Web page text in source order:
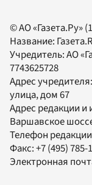
© АО «Газета.Ру»
Название:
Учредитель:АО
7743625728
Адрес
улица, дом 67
Адрес редакции и
Варшавское
Телефон
Факс:+7 (495) 785-
Электронная